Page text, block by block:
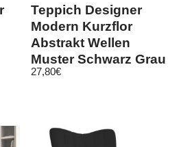
Teppich Designer
Modern Kurzflor
Abstrakt Wellen
Muster Schwarz Grau
Weiß
27,80€